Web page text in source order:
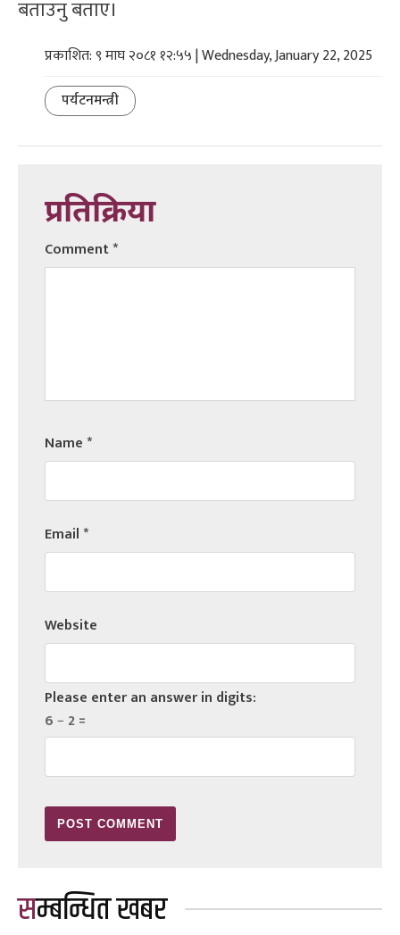
बताउनु बताए।
प्रकाशित: ९ माघ २०८१ १२:५५ | Wednesday, January 22, 2025
पर्यटनमन्त्री
प्रतिक्रिया
Comment*
Name*
Email*
Website
Please enter an answer in digits:
6 − 2 =
सम्बन्धित खबर